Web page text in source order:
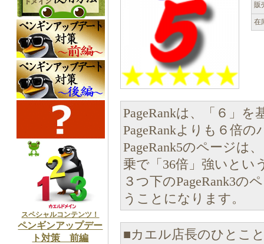
スペシャルコンテンツ！
ペンギンアップデー
ト対策 前編
販
在
PageRankは、「６」
PageRankよりも６倍
PageRank5のページは
乗で「36倍」強いとい
３つ下のPageRank3の
うことになります。
■カエル店長のひとこ